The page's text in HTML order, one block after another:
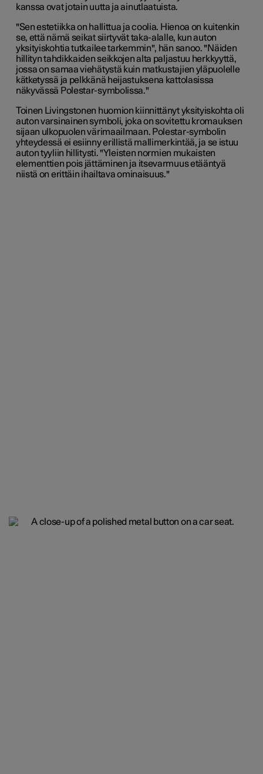
kanssa ovat jotain uutta ja ainutlaatuista.
"Sen estetiikka on hallittua ja coolia. Hienoa on kuitenkin
se, että nämä seikat siirtyvät taka-alalle, kun auton
yksityiskohtia tutkailee tarkemmin", hän sanoo. "Näiden
hillityn tahdikkaiden seikkojen alta paljastuu herkkyyttä,
jossa on samaa viehätystä kuin matkustajien yläpuolelle
kätketyssä ja pelkkänä heijastuksena kattolasissa
näkyvässä Polestar-symbolissa."
Toinen Livingstonen huomion kiinnittänyt yksityiskohta oli
auton varsinainen symboli, joka on sovitettu kromauksen
sijaan ulkopuolen värimaailmaan. Polestar-symbolin
yhteydessä ei esiinny erillistä mallimerkintää, ja se istuu
auton tyyliin hillitysti. "Yleisten normien mukaisten
elementtien pois jättäminen ja itsevarmuus etääntyä
niistä on erittäin ihailtava ominaisuus."